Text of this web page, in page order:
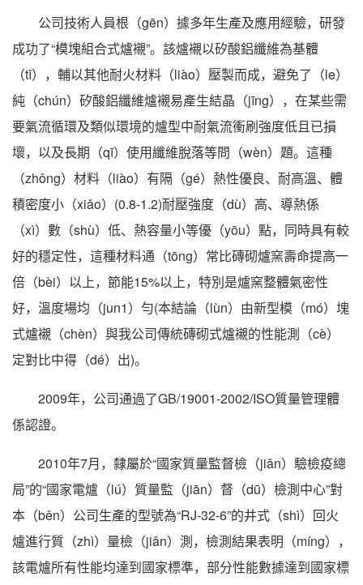
公司技術人員根（gēn）據多年生產及應用經驗，研發
成功了“模塊組合式爐襯”。該爐襯以矽酸鋁纖維為基體
（tǐ），輔以其他耐火材料（liào）壓製而成，避免了（le）
純（chún）矽酸鋁纖維爐襯易產生結晶（jīng），在某些需
要氣流循環及類似環境的爐型中耐氣流衝刷強度低且已損
壞，以及長期（qī）使用纖維脫落等問（wèn）題。這種
（zhǒng）材料（liào）有隔（gé）熱性優良、耐高溫、體
積密度小（xiǎo）(0.8-1.2)耐壓強度（dù）高、導熱係
（xì）數（shù）低、熱容量小等優（yōu）點，同時具有較
好的穩定性，這種材料通（tōng）常比磚砌爐窯壽命提高一
倍（bèi）以上，節能15%以上，特別是爐窯整體氣密性
好，溫度場均（jun1）勻(本結論（lùn）由新型模（mó）塊
式爐襯（chèn）與我公司傳統磚砌式爐襯的性能測（cè）
定對比中得（dé）出)。
2009年，公司通過了GB/19001-2002/ISO質量管理體
係認證。
2010年7月，隸屬於“國家質量監督檢（jiǎn）驗檢疫總
局”的“國家電爐（lú）質量監（jiān）督（dū）檢測中心”對
本（běn）公司生產的型號為“RJ-32-6”的井式（shì）回火
爐進行質（zhì）量檢（jiǎn）測，檢測結果表明（míng），
該電爐所有性能均達到國家標準，部分性能數據達到國家標